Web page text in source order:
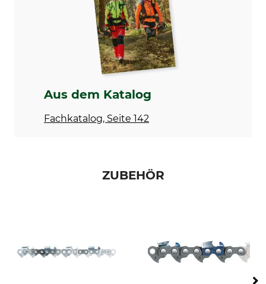
6
Zähne Umlenkstern
12
Schienentyp
wechselbarem Kopfstück
Sägenmarke
Führungsschiene
Hersteller-Artikel-Nr.
Aus dem Katalog
Fachkatalog, Seite 142
ZUBEHÖR